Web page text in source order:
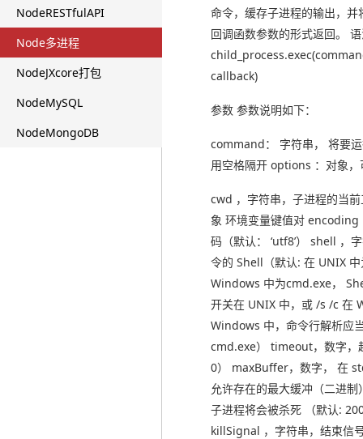
NodeRESTfulAPI
Node多进程
NodeJXcore打包
NodeMySQL
NodeMongoDB
命令，缓存子进程的输出，并
回调函数参数的形式返回。
callback)
参数 参数说明如下：
command： 字符串， 将要
用空格隔开 options ：对象，
cwd ，字符串，子进程的当
象 环境变量键值对 encoding
码（默认： ‘utf8’） shell ，
令的 Shell（默认: 在 UNIX
Windows 中为cmd.exe，
开关在 UNIX 中，或 /s /c 在
Windows 中，命令行解析应
cmd.exe） timeout，数字，
0） maxBuffer，数字， 在
允许存在的最大缓冲（二进制
子进程将会被杀死 （默认:
killSignal ，字符串，结束信